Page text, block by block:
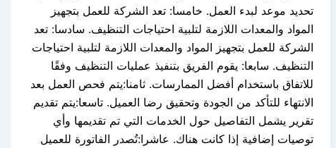
تحديد موعد لبدء العمل. خامسا: تعد الشركة للعمل بتجهيز
المواد والمعدات اللازمة لتلبية احتياجات التنظيف. سادسا: تعد
الشركة للعمل بتجهيز المواد والمعدات اللازمة لتلبية احتياجات
التنظيف. سابعا: يقوم الفريق بتنفيذ عمليات التنظيف وفقًا
للاتفاق باستخدام أفضل الممارسات. ثامنا:يتم فحص العمل بعد
الانتهاء للتأكد من الجودة وتحقيق رضا العميل. تاسعا:يتم تقديم
تقرير يشمل التفاصيل حول الخدمات التي تم تقديمها وأي
توصيات إضافية إذا كانت هناك. عاشرا:تُصدر الفاتورة للعميل